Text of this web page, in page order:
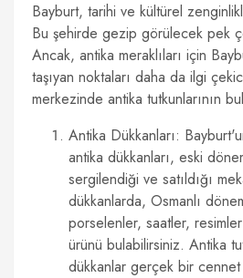
Bayburt, tarihi ve kültürel
Bu şehirde gezip görülecek pek
Ancak, antika meraklıları için
taşıyan noktaları daha da ilgi
merkezinde antika tutkunlarının
Antika Dükkanları:
antika dükkanları, eski
sergilendiği ve satıldığı
dükkanlarda, Osmanlı
porselenler, saatler,
ürünü bulabilirsiniz. Antika
dükkanlar gerçek bir